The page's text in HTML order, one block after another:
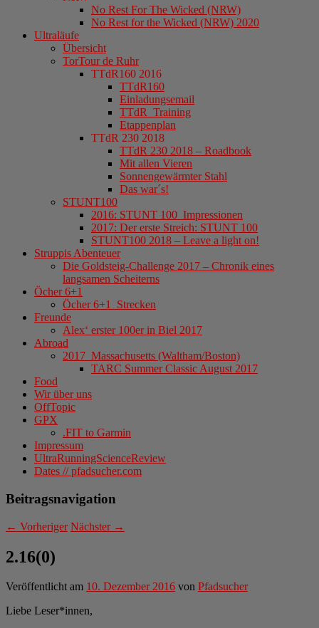
No Rest For The Wicked (NRW)
No Rest for the Wicked (NRW) 2020
Ultraläufe
Übersicht
TorTour de Ruhr
TTdR160 2016
TTdR160
Einladungsemail
TTdR_Training
Etappenplan
TTdR 230 2018
TTdR 230 2018 – Roadbook
Mit allen Vieren
Sonnengewärmter Stahl
Das war´s!
STUNT100
2016: STUNT 100_Impressionen
2017: Der erste Streich: STUNT 100
STUNT100 2018 – Leave a light on!
Struppis Abenteuer
Die Goldsteig-Challenge 2017 – Chronik eines
langsamen Scheiterns
Öcher 6+1
Öcher 6+1_Strecken
Freunde
Alex‘ erster 100er in Biel 2017
Abroad
2017_Massachusetts (Waltham/Boston)
TARC Summer Classic August 2017
Food
Wir über uns
OffTopic
GPX
.FIT to Garmin
Impressum
UltraRunningScienceReview
Dates // pfadsucher.com
Beitragsnavigation
← Vorheriger Nächster →
2.16(0)
Veröffentlicht am 10. Dezember 2016 von Pfadsucher
Liebe Leser*innen,